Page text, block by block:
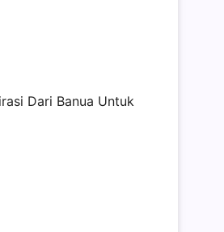
Dari Banua Untuk